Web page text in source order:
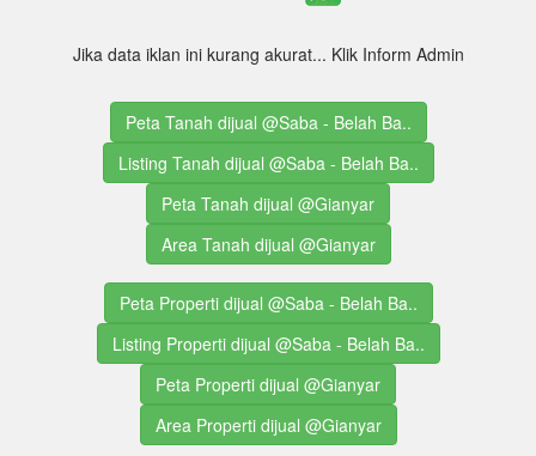
Jika data iklan ini kurang akurat... Klik Inform Admin
Peta Tanah dijual @Saba - Belah Ba..
Listing Tanah dijual @Saba - Belah Ba..
Peta Tanah dijual @Gianyar
Area Tanah dijual @Gianyar
Peta Properti dijual @Saba - Belah Ba..
Listing Properti dijual @Saba - Belah Ba..
Peta Properti dijual @Gianyar
Area Properti dijual @Gianyar